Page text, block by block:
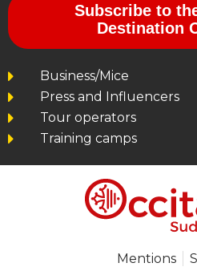
Subscribe to
Destination
Business/Mice
Press and Influencers
Tour operators
Training camps
Mentions